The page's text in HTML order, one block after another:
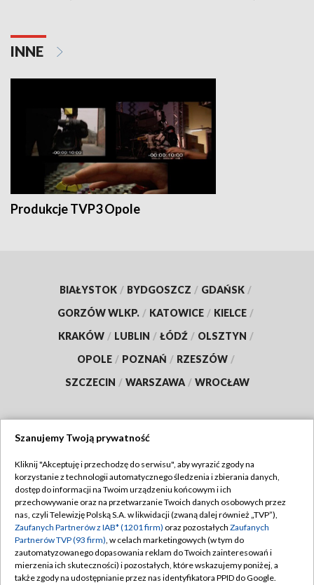
INNE
Produkcje TVP3 Opole
BIAŁYSTOK / BYDGOSZCZ / GDAŃSK /
GORZÓW WLKP. / KATOWICE / KIELCE /
KRAKÓW / LUBLIN / ŁÓDŹ / OLSZTYN /
OPOLE / POZNAŃ / RZESZÓW /
SZCZECIN / WARSZAWA / WROCŁAW
TVP
Abonament TVP
Emisja w TVP
Centrum informacji TVP
Naziemna Telewizja Cyfrowa
Regulamin TVP
Polityka prywatności
Moje zgody
Pomoc
Szanujemy Twoją prywatność
Kliknij "Akceptuję i przechodzę do serwisu", aby wyrazić zgody na
korzystanie z technologii automatycznego śledzenia i zbierania danych,
dostęp do informacji na Twoim urządzeniu końcowym i ich
przechowywanie oraz na przetwarzanie Twoich danych osobowych przez
nas, czyli Telewizję Polską S.A. w likwidacji (zwaną dalej również „TVP”),
Zaufanych Partnerów z IAB* (1201 firm) oraz pozostałych Zaufanych
Partnerów TVP (93 firm), w celach marketingowych (w tym do
zautomatyzowanego dopasowania reklam do Twoich zainteresowań i
mierzenia ich skuteczności) i pozostałych, które wskazujemy poniżej, a
także zgody na udostępnianie przez nas identyfikatora PPID do Google.